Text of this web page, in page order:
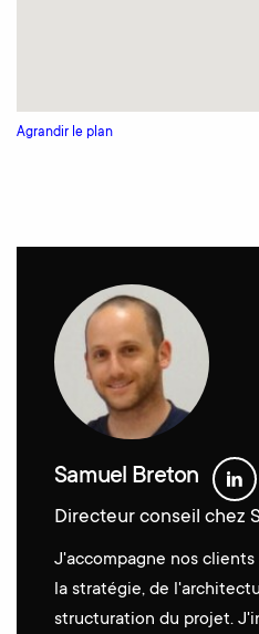
Agrandir le plan
Samuel Breton
Directeur conseil chez
J'accompagne nos
la stratégie, de
structuration du projet.